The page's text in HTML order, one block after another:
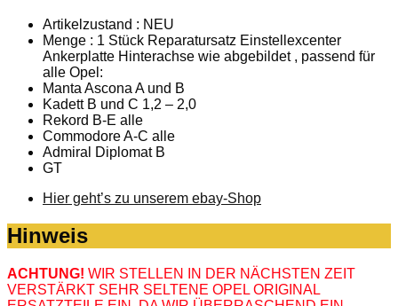
Artikelzustand : NEU
Menge : 1 Stück Reparatursatz Einstellexcenter
Ankerplatte Hinterachse wie abgebildet , passend für
alle Opel:
Manta Ascona A und B
Kadett B und C 1,2 – 2,0
Rekord B-E alle
Commodore A-C alle
Admiral Diplomat B
GT
Hier geht’s zu unserem ebay-Shop
Hinweis
ACHTUNG! WIR STELLEN IN DER NÄCHSTEN ZEIT
VERSTÄRKT SEHR SELTENE OPEL ORIGINAL